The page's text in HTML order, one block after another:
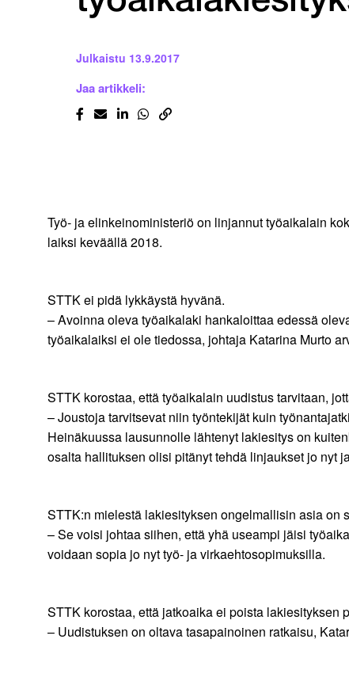
Julkaistu 13.9.2017
Jaa artikkeli:
Työ- ja elinkeinoministeriö on linjannut työaikalain
laiksi keväällä 2018.
STTK ei pidä lykkäystä hyvänä.
– Avoinna oleva työaikalaki hankaloittaa edessä
työaikalaiksi ei ole tiedossa, johtaja Katarina Murto
STTK korostaa, että työaikalain uudistus tarvitaan,
– Joustoja tarvitsevat niin työntekijät kuin
Heinäkuussa lausunnolle lähtenyt lakiesitys on
osalta hallituksen olisi pitänyt tehdä linjaukset jo nyt
STTK:n mielestä lakiesityksen ongelmallisin asia
– Se voisi johtaa siihen, että yhä useampi jäisi
voidaan sopia jo nyt työ- ja virkaehtosopimuksilla.
STTK korostaa, että jatkoaika ei poista lakiesityksen
– Uudistuksen on oltava tasapainoinen ratkaisu,